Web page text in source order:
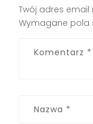
Twój adres
Wymagane pola